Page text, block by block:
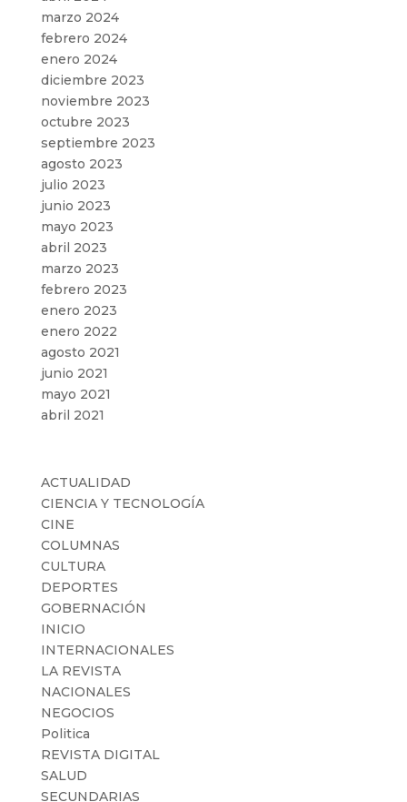
marzo 2024
febrero 2024
enero 2024
diciembre 2023
noviembre 2023
octubre 2023
septiembre 2023
agosto 2023
julio 2023
junio 2023
mayo 2023
abril 2023
marzo 2023
febrero 2023
enero 2023
enero 2022
agosto 2021
junio 2021
mayo 2021
abril 2021
ACTUALIDAD
CIENCIA Y TECNOLOGÍA
CINE
COLUMNAS
CULTURA
DEPORTES
GOBERNACIÓN
INICIO
INTERNACIONALES
LA REVISTA
NACIONALES
NEGOCIOS
Politica
REVISTA DIGITAL
SALUD
SECUNDARIAS